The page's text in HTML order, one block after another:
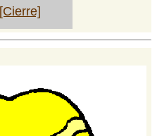
[Cierre]